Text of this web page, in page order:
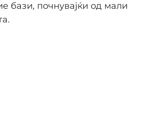
бази, почнувајќи од мали